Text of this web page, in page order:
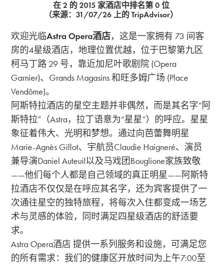
在 2 的 2015 家酒店中排名第 0 位
（来源：31/07/26 上的 TripAdvisor）
欢迎光临Astra Opera酒店，这是一家拥有 73 间客
房的4星级酒店，地理位置优越，位于巴黎第九区
柯马丁路 29 号，靠近加尼叶歌剧院 (Opera
Garnier)、Grands Magasins 和旺多姆广场 (Place
Vendôme)。
阿斯特拉酒店的星空主题并非偶然，而是其名字“阿
斯特拉”（Astra，拉丁语意为“星星”）的呼应。星星
象征着伟大、光明和梦想。通过向芭蕾舞明星
Marie-Agnès Gillot、宇航员Claudie Haigneré、演员
兼导演Daniel Auteuil以及马戏团Bouglione家族致敬
——他们每个人都是自己领域的真正明星——阿斯特
拉酒店不仅仅是在呼应其名字，还为宾客提供了一
次通往星空的独特旅程，将每次入住都变成一场艺
术与灵感的体验，同时满足四星级酒店的舒适要
求。
Astra Opera酒店 提供一系列服务和设施，可满足您
的所有需求：我们的健康区开放时间为上午7:00至